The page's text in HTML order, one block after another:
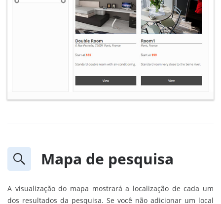
Mapa de pesquisa
A visualização do mapa mostrará a localização de cada um
dos resultados da pesquisa. Se você não adicionar um local